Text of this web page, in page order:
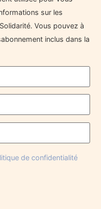
sur les
Vous pouvez à
inclus dans la
de confidentialité